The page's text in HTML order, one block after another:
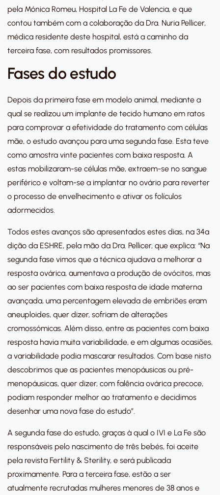
pela Mónica Romeu, Hospital La Fe de Valencia, e que
contou também com a colaboração da Dra. Nuria Pellicer,
médica residente deste hospital, está a caminho da
terceira fase, com resultados promissores.
Fases do estudo
Depois da primeira fase em modelo animal, mediante a
qual se realizou um implante de tecido humano em ratos
para comprovar a efetividade do tratamento com células
mãe, o estudo avançou para uma segunda fase. Esta teve
como amostra vinte pacientes com baixa resposta. A
estas mobilizaram-se células mãe, extraem-se no sangue
periférico e voltam-se a implantar no ovário para reverter
o processo de envelhecimento e ativar os folículos
adormecidos.
Todos estes avanços são apresentados estes dias, na 34ª
dição da ESHRE, pela mão da Dra. Pellicer, que explica: “Na
segunda fase vimos que a técnica ajudava a melhorar a
resposta ovárica, aumentava a produção de ovócitos, mas
ao ser pacientes com baixa resposta de idade materna
avançada, uma percentagem elevada de embriões eram
aneuploides, quer dizer, sofriam de alterações
cromossómicas. Além disso, entre as pacientes com baixa
resposta havia muita variabilidade, e em algumas ocasiões,
a variabilidade podia mascarar resultados. Com base nisto
descobrimos que as pacientes menopáusicas ou pré-
menopáusicas, quer dizer, com falência ovárica precoce,
podiam responder melhor ao tratamento e decidimos
desenhar uma nova fase do estudo”.
A segunda fase do estudo, graças à qual o IVI e La Fe são
responsáveis pelo nascimento de três bebés, foi aceite
pela revista Fertility & Sterility, e será publicada
proximamente. Para a terceira fase, estão a ser
atualmente recrutadas mulheres menores de 38 anos e